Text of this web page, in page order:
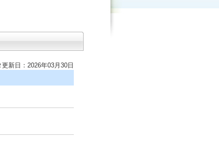
更新日：2026年03月30日